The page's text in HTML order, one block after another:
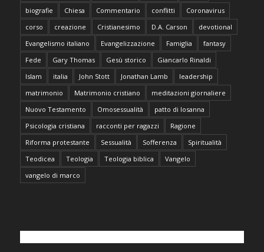
biografie
Chiesa Commentario conflitti
Coronavirus
corso
creazione Cristianesimo D.A. Carson
devotional
Evangelismo italiano
Evangelizzazione Famiglia
fantasy
Fede
Gary Thomas Gesù storico
Giancarlo Rinaldi
Islam
italia John Stott Jonathan Lamb
leadership
matrimonio
Matrimonio cristiano
meditazioni giornaliere
Nuovo Testamento
Omosessualità
patto di losanna
Psicologia cristiana
racconti per ragazzi
Ragione
Riforma protestante
Sessualità Sofferenza
Spiritualità
Teodicea
Teologia Teologia biblica
Vangelo
vangelo di marco